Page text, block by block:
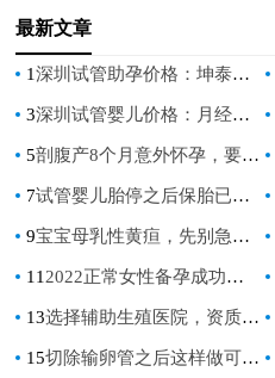
最新文章
1深圳试管助孕价格：坤泰胶囊的作用是什么,坤泰胶囊吃了有什么好处
3深圳试管婴儿价格：月经推迟7天后验孕最准确，没来又没怀上可能因为这些原因
5剖腹产8个月意外怀孕，要还是不要？
7试管婴儿胎停之后保胎已经没有意义最重要的是用这些方法调理身体
9宝宝母乳性黄疸，先别急！认识新生儿黄疸及其处理方法
11 2022正常女性备孕成功，身体会出现什么样的变化呢？
13选择辅助生殖医院，资质和实力是关键，服务态度也不能忽视
15切除输卵管之后这样做可以加快恢复，早点恢复少受罪